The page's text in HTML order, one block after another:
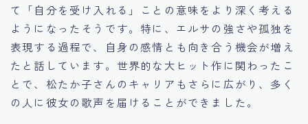
て「自分を受け入れる」ことの意味をより深く考える
ようになったそうです。特に、エルサの強さや孤独を
表現する過程で、自身の感情とも向き合う機会が増え
たと話しています。世界的な大ヒット作に関わったこ
とで、松たか子さんのキャリアもさらに広がり、多く
の人に彼女の歌声を届けることができました。